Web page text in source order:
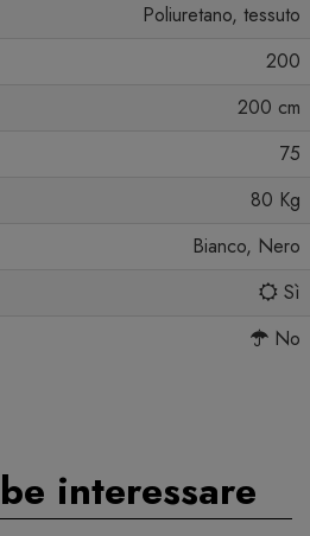
Poliuretano, tessuto
200
200 cm
75
80 Kg
Bianco, Nero
Sì
No
interessare